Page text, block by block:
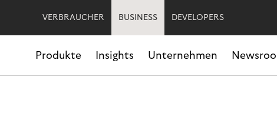
VERBRAUCHER BUSINESS DEVELOPERS
Produkte Insights Unternehmen